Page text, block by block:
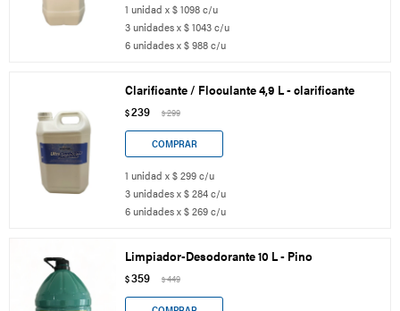
1 unidad x $ 1098 c/u
3 unidades x $ 1043 c/u
6 unidades x $ 988 c/u
Clarificante / Floculante 4,9 L - clarificante
$239 $299
1 unidad x $ 299 c/u
3 unidades x $ 284 c/u
6 unidades x $ 269 c/u
Limpiador-Desodorante 10 L - Pino
$359 $449